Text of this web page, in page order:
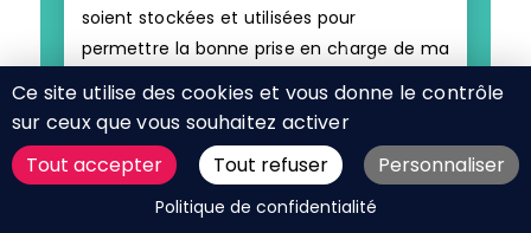
soient stockées et utilisées pour
permettre la bonne prise en charge de ma
recevoir les newsletters de l'agence
AntheDesign.
DEMANDER UN DEVIS
Ce site utilise des cookies et vous donne le contrôle
sur ceux que vous souhaitez activer
Tout accepter
Tout refuser Personnaliser
Politique de confidentialité